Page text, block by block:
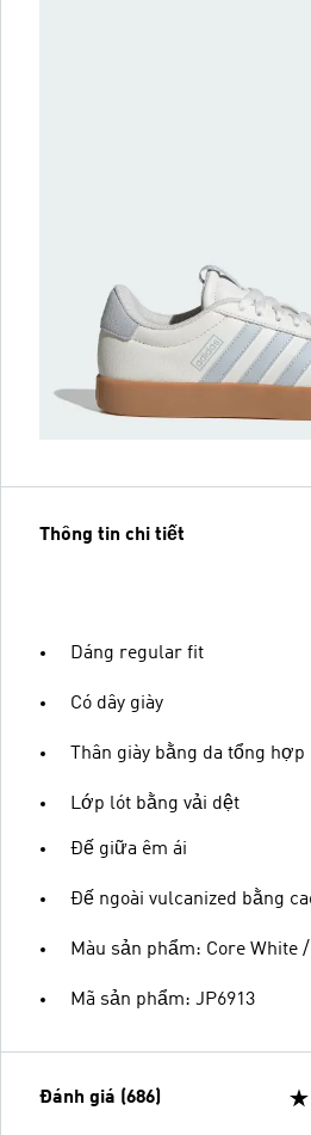
Thông tin chi tiết
Dáng regular fit
Có dây giày
Thân giày bằng da tổng hợp
Lớp lót bằng vải dệt
Đế giữa êm ái
Đế ngoài vulcanized bằng
Màu sản phẩm: Core White
Mã sản phẩm: JP6913
Đánh giá (686)